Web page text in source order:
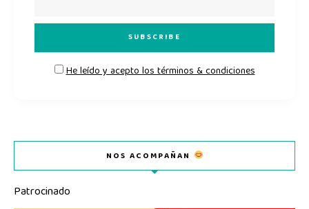
He leído y acepto los términos & condiciones
NOS ACOMPAÑAN
Patrocinado